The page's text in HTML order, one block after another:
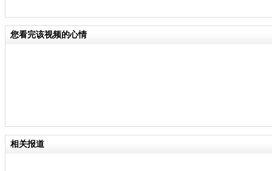
您看完该视频的心情
相关报道